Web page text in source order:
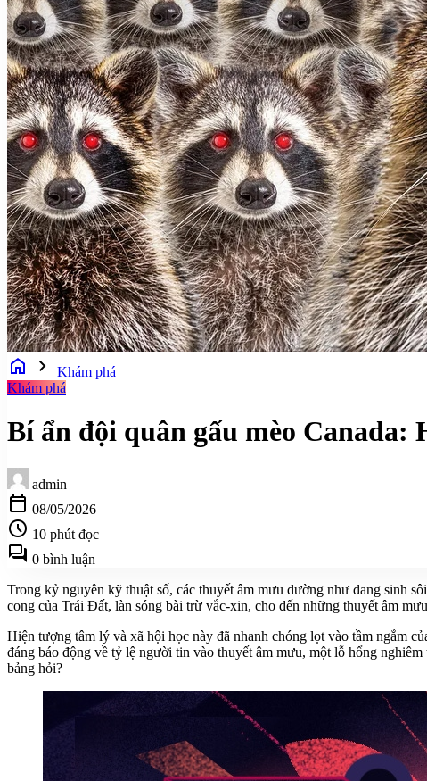
home chevron_right
Khám phá
Khám phá
Bí ẩn đội quân gấu mèo
admin
calendar_today 08/05/2026
schedule 10 phút đọc
forum 0 bình luận
Trong kỷ nguyên kỹ thuật số, các thuyết âm mưu dường như đang sinh
cong của Trái Đất, làn sóng bài trừ vắc-xin, cho đến những thuyết âm
Hiện tượng tâm lý và xã hội học này đã nhanh chóng lọt vào tầm ngắm
đáng báo động về tỷ lệ người tin vào thuyết âm mưu, một lỗ hổng
bảng hỏi?